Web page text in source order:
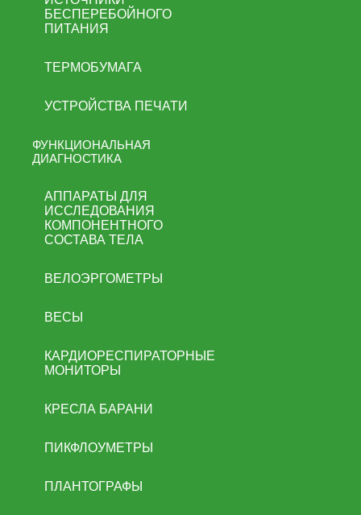
БЕСПЕРЕБОЙНОГО
ПИТАНИЯ
ТЕРМОБУМАГА
УСТРОЙСТВА ПЕЧАТИ
ФУНКЦИОНАЛЬНАЯ
ДИАГНОСТИКА
АППАРАТЫ ДЛЯ
ИССЛЕДОВАНИЯ
КОМПОНЕНТНОГО
СОСТАВА ТЕЛА
ВЕЛОЭРГОМЕТРЫ
ВЕСЫ
КАРДИОРЕСПИРАТОРНЫЕ
МОНИТОРЫ
КРЕСЛА БАРАНИ
ПИКФЛОУМЕТРЫ
ПЛАНТОГРАФЫ